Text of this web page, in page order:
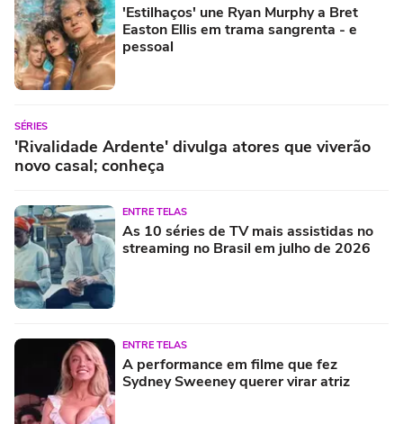
'Estilhaços' une Ryan Murphy a Bret
Easton Ellis em trama sangrenta - e
pessoal
SÉRIES
'Rivalidade Ardente' divulga atores que viverão
novo casal; conheça
ENTRE TELAS
As 10 séries de TV mais assistidas no
streaming no Brasil em julho de 2026
ENTRE TELAS
A performance em filme que fez
Sydney Sweeney querer virar atriz